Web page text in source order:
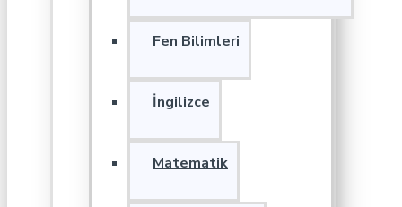
Fen Bilimleri
İngilizce
Matematik